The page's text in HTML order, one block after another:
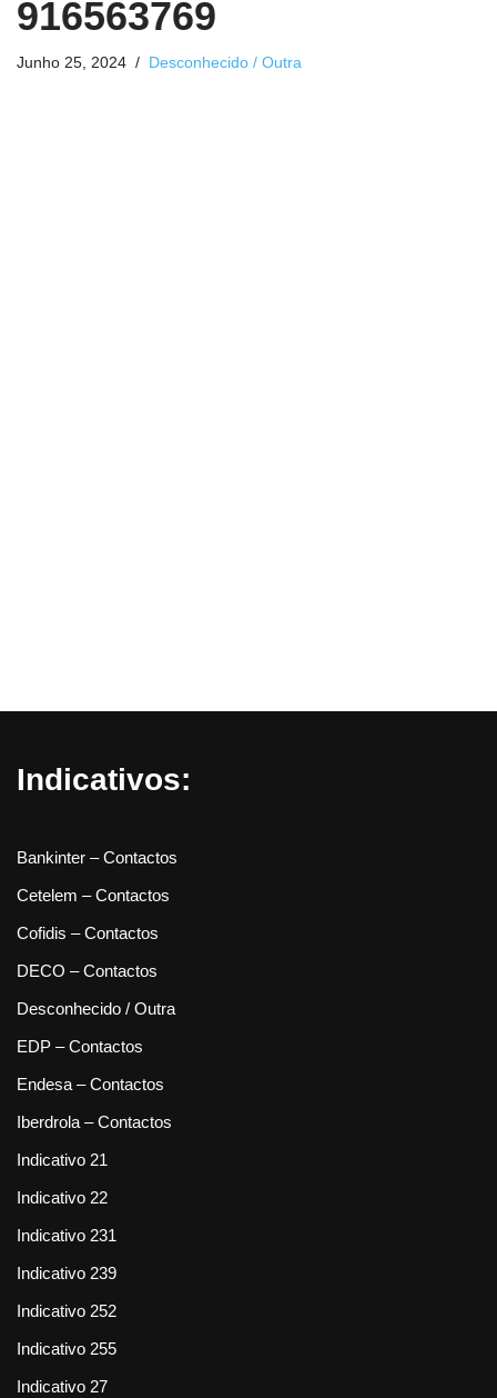
916563769
Junho 25, 2024 Desconhecido / Outra
Indicativos:
Bankinter – Contactos
Cetelem – Contactos
Cofidis – Contactos
DECO – Contactos
Desconhecido / Outra
EDP – Contactos
Endesa – Contactos
Iberdrola – Contactos
Indicativo 21
Indicativo 22
Indicativo 231
Indicativo 239
Indicativo 252
Indicativo 255
Indicativo 27